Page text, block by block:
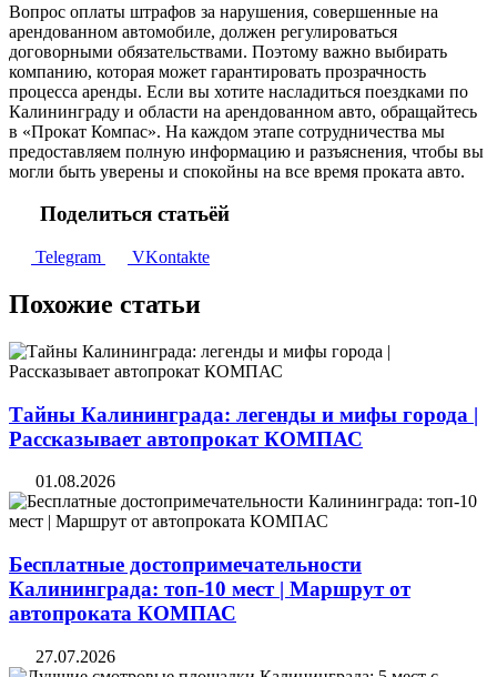
Вопрос оплаты штрафов за нарушения, совершенные на
арендованном автомобиле, должен регулироваться
договорными обязательствами. Поэтому важно выбирать
компанию, которая может гарантировать прозрачность
процесса аренды. Если вы хотите насладиться поездками по
Калининграду и области на арендованном авто, обращайтесь
в «Прокат Компас». На каждом этапе сотрудничества мы
предоставляем полную информацию и разъяснения, чтобы вы
могли быть уверены и спокойны на все время проката авто.
Поделиться статьёй
Telegram VKontakte
Похожие статьи
Тайны Калининграда: легенды и мифы города |
Рассказывает автопрокат КОМПАС
01.08.2026
Бесплатные достопримечательности
Калининграда: топ-10 мест | Маршрут от
автопроката КОМПАС
27.07.2026